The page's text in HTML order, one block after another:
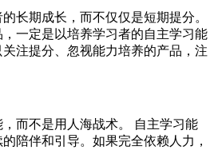
长期成长，而不仅仅是短期提分。
一定是以培养学习者的自主学习能
注提分、忽视能力培养的产品，注
而不是用人海战术。 自主学习能
陪伴和引导。如果完全依赖人力，